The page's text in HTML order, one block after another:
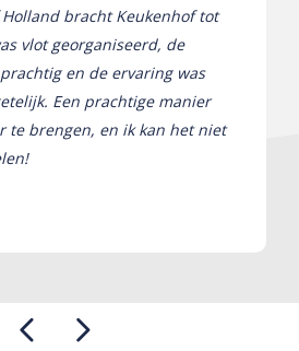
bracht Keukenhof tot
vlot georganiseerd, de
en de ervaring was
Een prachtige manier
te brengen, en ik kan het niet